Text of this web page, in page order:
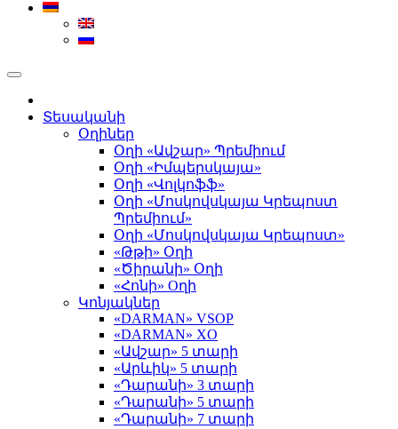
Տեսականի
Օղիներ
Օղի «Ավշար» Պրեմիում
Օղի «Իմպերսկայա»
Օղի «Վոլկոֆֆ»
Օղի «Մոսկովսկայա Կրեպոստ
Պրեմիում»
Օղի «Մոսկովսկայա Կրեպոստ»
«Թթի» Օղի
«Ծիրանի» Օղի
«Հոնի» Оղի
Կոնյակներ
«DARMAN» VSOP
«DARMAN» XO
«Ավշար» 5 տարի
«Արևիկ» 5 տարի
«Դարանի» 3 տարի
«Դարանի» 5 տարի
«Դարանի» 7 տարի